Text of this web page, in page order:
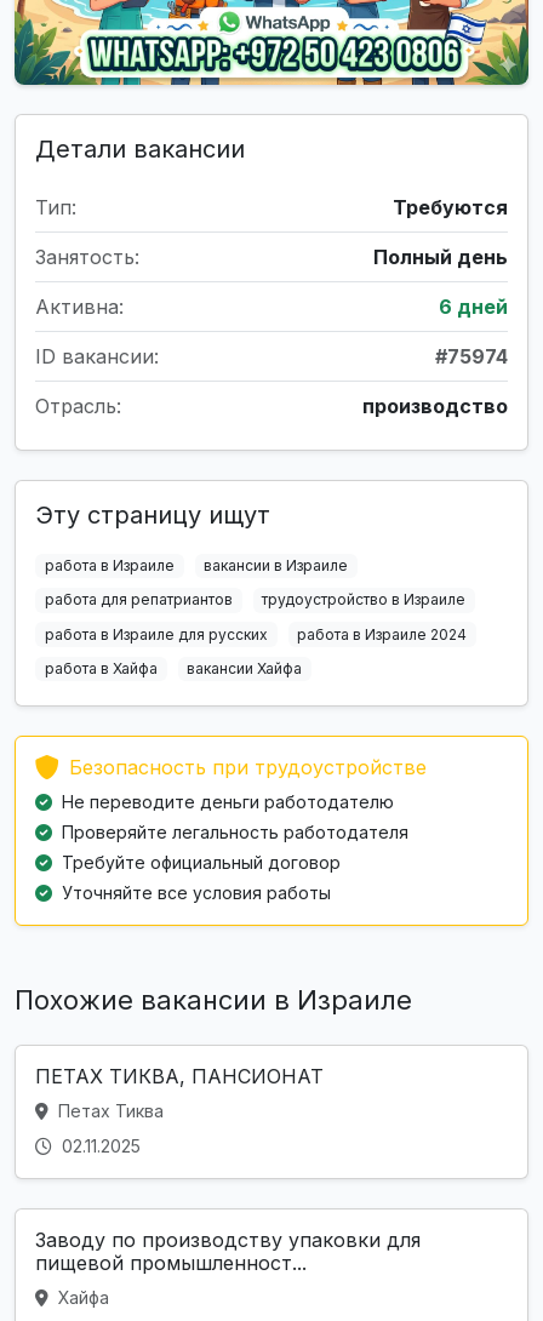
Детали вакансии
Тип: Требуются
Занятость: Полный день
Активна: 6 дней
ID вакансии: #75974
Отрасль: производство
Эту страницу ищут
работа в Израиле
вакансии в Израиле
работа для репатриантов
трудоустройство в Израиле
работа в Израиле для русских
работа в Израиле 2024
работа в Хайфа
вакансии Хайфа
Безопасность при трудоустройстве
Не переводите деньги работодателю
Проверяйте легальность работодателя
Требуйте официальный договор
Уточняйте все условия работы
Похожие вакансии в Израиле
ПЕТАХ ТИКВА, ПАНСИОНАТ
Петах Тиква
02.11.2025
Заводу по производству упаковки для
пищевой промышленност...
Хайфа